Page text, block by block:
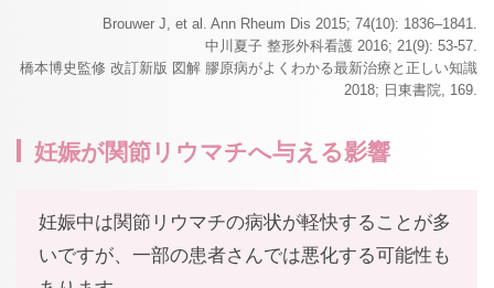
Brouwer J, et al. Ann Rheum Dis 2015; 74(10): 1836‒1841.
中川夏子 整形外科看護 2016; 21(9): 53-57.
橋本博史監修 改訂新版 図解 膠原病がよくわかる最新治療と正しい知識
2018; 日東書院, 169.
妊娠が関節リウマチへ与える影響
妊娠中は関節リウマチの病状が軽快することが多
いですが、一部の患者さんでは悪化する可能性も